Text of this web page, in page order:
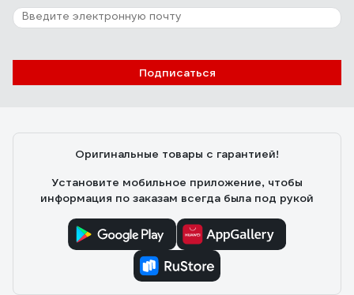
Отзыв о HARDY 0111-994825
сохраняет запястья от растяжения на больших
подготовить стену под покраску за 2 слоя (шитрока)
Подписаться
Оригинальные товары с гарантией!
Установите мобильное приложение, чтобы
информация по заказам всегда была под рукой